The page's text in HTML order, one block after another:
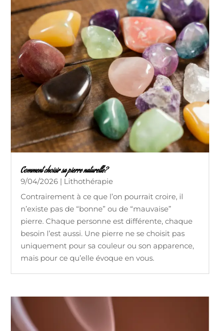
Comment choisir sa pierre naturelle?
9/04/2026 | Lithothérapie
Contrairement à ce que l’on pourrait croire, il
n’existe pas de “bonne” ou de “mauvaise”
pierre. Chaque personne est différente, chaque
besoin l’est aussi. Une pierre ne se choisit pas
uniquement pour sa couleur ou son apparence,
mais pour ce qu’elle évoque en vous.